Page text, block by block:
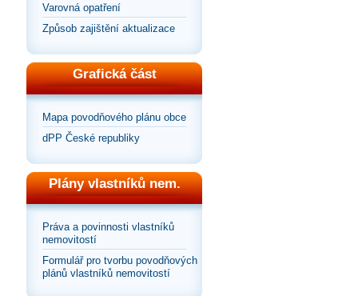
Varovná opatření
Způsob zajištění aktualizace
Grafická část
Mapa povodňového plánu obce
dPP České republiky
Plány vlastníků nem.
Práva a povinnosti vlastníků
nemovitostí
Formulář pro tvorbu povodňových
plánů vlastníků nemovitostí